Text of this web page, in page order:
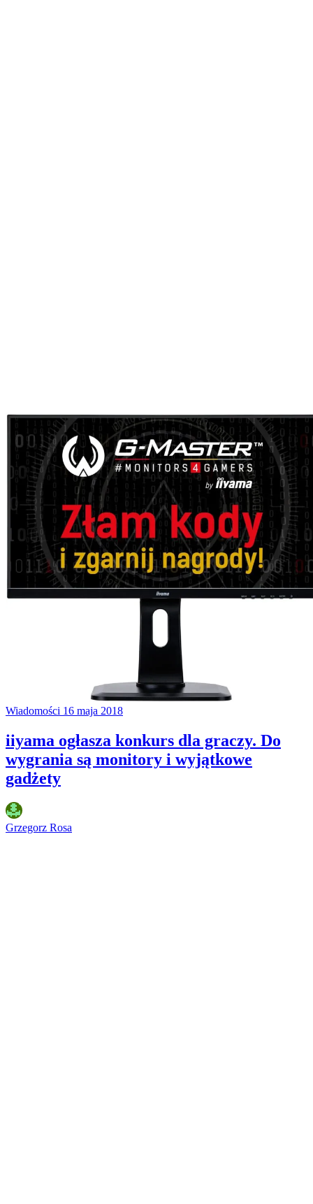
Wiadomości 16 maja 2018
iiyama ogłasza konkurs dla graczy. Do
wygrania są monitory i wyjątkowe
gadżety
Grzegorz Rosa